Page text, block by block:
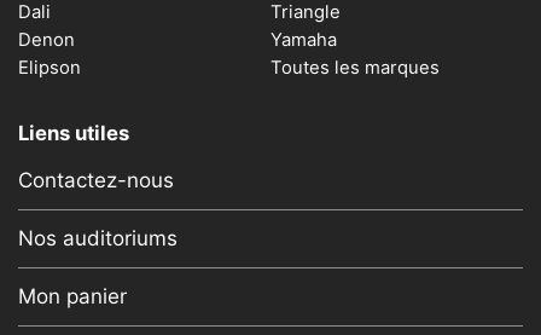
Dali
Denon
Elipson
Triangle
Yamaha
Toutes les marques
Liens utiles
Contactez-nous
Nos auditoriums
Mon panier